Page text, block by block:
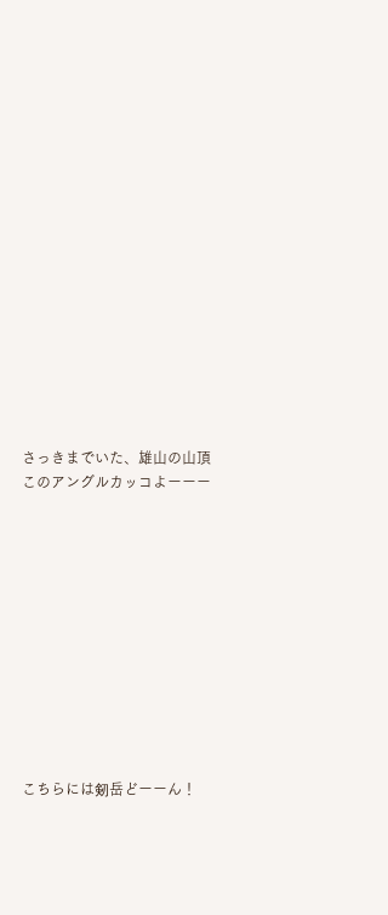
さっきまでいた、雄山の山頂
このアングルカッコよーーー
こちらには剱岳どーーん！